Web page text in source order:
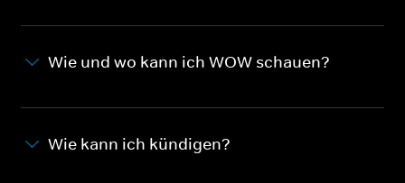
Wie und wo kann ich WOW schauen?
Wie kann ich kündigen?